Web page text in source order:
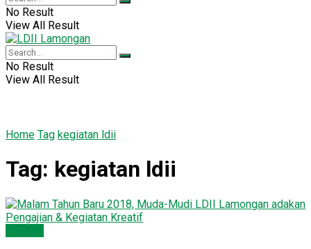
No Result
View All Result
No Result
View All Result
Home Tag kegiatan ldii
Tag: kegiatan ldii